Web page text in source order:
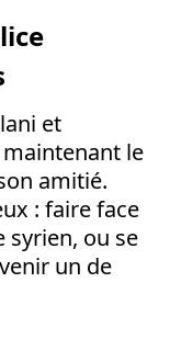
et
le
amitié.
: faire face
syrien, ou se
un de